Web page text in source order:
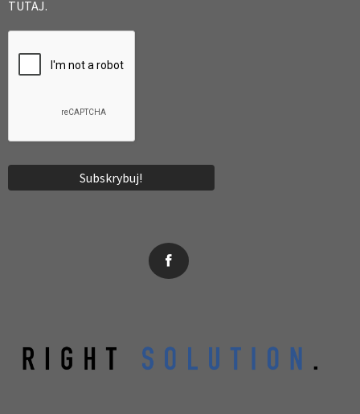
TUTAJ.